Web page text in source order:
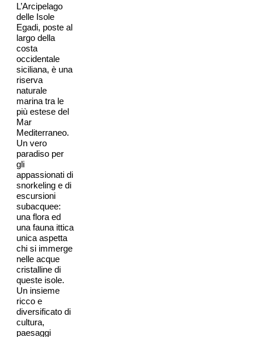
L’Arcipelago
delle Isole
Egadi, poste al
largo della
costa
occidentale
siciliana, è una
riserva
naturale
marina tra le
più estese del
Mar
Mediterraneo.
Un vero
paradiso per
gli
appassionati di
snorkeling e di
escursioni
subacquee:
una flora ed
una fauna ittica
unica aspetta
chi si immerge
nelle acque
cristalline di
queste isole.
Un insieme
ricco e
diversificato di
cultura,
paesaggi